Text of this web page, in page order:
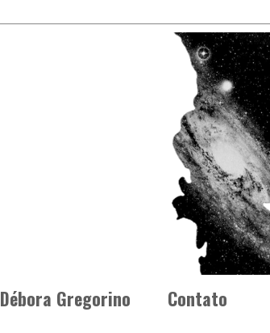
Débora Gregorino Contato